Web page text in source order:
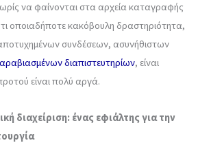
να φαίνονται στα αρχεία καταγραφής
οποιαδήποτε κακόβουλη δραστηριότητα,
συνδέσεων, ασυνήθιστων
διαπιστευτηρίων, είναι
είναι πολύ αργά.
διαχείριση: ένας εφιάλτης για την